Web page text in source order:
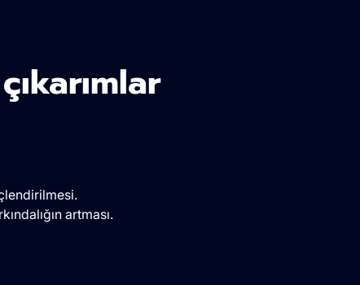
artması.